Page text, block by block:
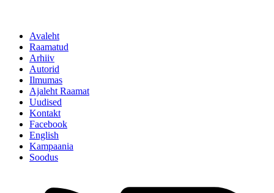
Avaleht
Raamatud
Arhiiv
Autorid
Ilmumas
Ajaleht Raamat
Uudised
Kontakt
Facebook
English
Kampaania
Soodus